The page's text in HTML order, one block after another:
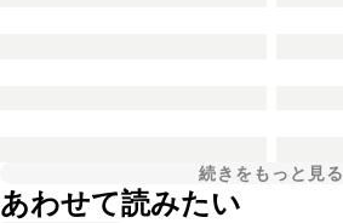
続きをもっと見る
あわせて読みたい